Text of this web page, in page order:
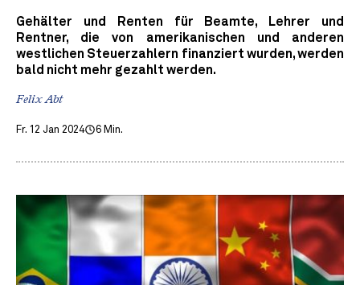
Gehälter und Renten für Beamte, Lehrer und
Rentner, die von amerikanischen und anderen
westlichen Steuerzahlern finanziert wurden, werden
bald nicht mehr gezahlt werden.
Felix Abt
Fr. 12 Jan 2024 6 Min.